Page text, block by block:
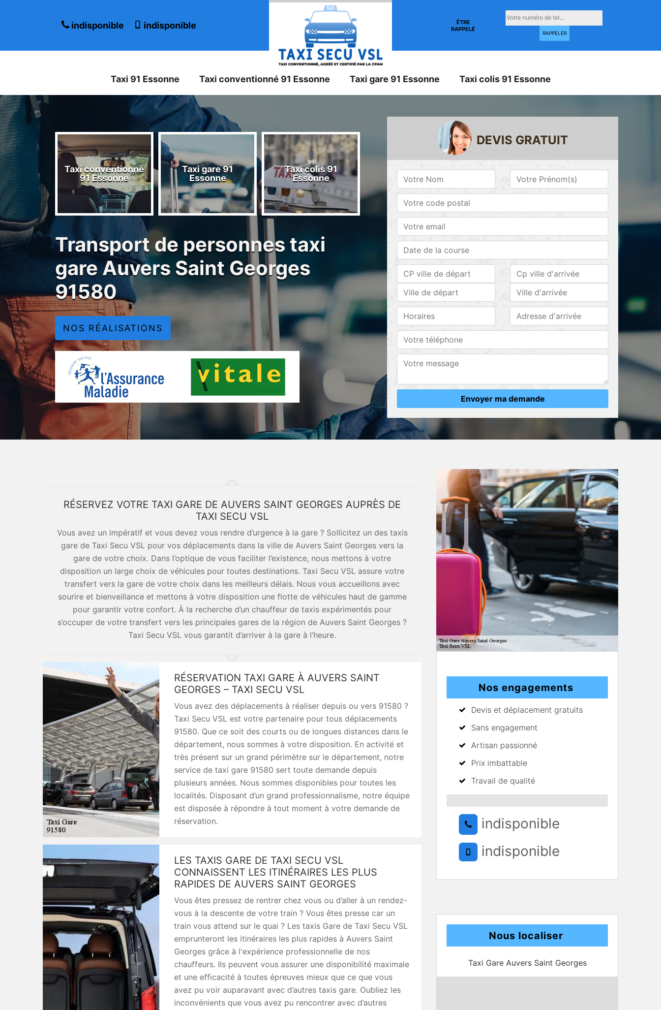
indisponible indisponible
ÊTRE
RAPPELÉ
Taxi 91 Essonne Taxi conventionné 91 Essonne Taxi gare 91 Essonne Taxi colis 91 Essonne
Taxi conventionné
91 Essonne
Taxi gare 91
Essonne
Taxi colis 91
Essonne
Taxi 91 Essonne
Taxi conventionné
91 Essonne
Taxi gare 91
Transport de personnes taxi
gare Auvers Saint Georges
91580
NOS RÉALISATIONS
DEVIS GRATUIT
RÉSERVEZ VOTRE TAXI GARE DE AUVERS SAINT GEORGES AUPRÈS DE
TAXI SECU VSL
Vous avez un impératif et vous devez vous rendre d’urgence à la gare ? Sollicitez un des taxis
gare de Taxi Secu VSL pour vos déplacements dans la ville de Auvers Saint Georges vers la
gare de votre choix. Dans l’optique de vous faciliter l’existence, nous mettons à votre
disposition un large choix de véhicules pour toutes destinations. Taxi Secu VSL assure votre
transfert vers la gare de votre choix dans les meilleurs délais. Nous vous accueillons avec
sourire et bienveillance et mettons à votre disposition une flotte de véhicules haut de gamme
pour garantir votre confort. À la recherche d’un chauffeur de taxis expérimentés pour
s’occuper de votre transfert vers les principales gares de la région de Auvers Saint Georges ?
Taxi Secu VSL vous garantit d’arriver à la gare à l’heure.
RÉSERVATION TAXI GARE À AUVERS SAINT
GEORGES – TAXI SECU VSL
Vous avez des déplacements à réaliser depuis ou vers 91580 ?
Taxi Secu VSL est votre partenaire pour tous déplacements
91580. Que ce soit des courts ou de longues distances dans le
département, nous sommes à votre disposition. En activité et
très présent sur un grand périmètre sur le département, notre
service de taxi gare 91580 sert toute demande depuis
plusieurs années. Nous sommes disponibles pour toutes les
localités. Disposant d’un grand professionnalisme, notre équipe
est disposée à répondre à tout moment à votre demande de
réservation.
LES TAXIS GARE DE TAXI SECU VSL
CONNAISSENT LES ITINÉRAIRES LES PLUS
RAPIDES DE AUVERS SAINT GEORGES
Vous êtes pressez de rentrer chez vous ou d’aller à un rendez-
vous à la descente de votre train ? Vous êtes presse car un
train vous attend sur le quai ? Les taxis Gare de Taxi Secu VSL
emprunteront les itinéraires les plus rapides à Auvers Saint
Georges grâce à l'expérience professionnelle de nos
chauffeurs. Ils peuvent vous assurer une disponibilité maximale
et une efficacité à toutes épreuves mieux que ce que vous
avez pu voir auparavant avec d’autres taxis gare. Oubliez les
inconvénients que vous avez pu rencontrer avec d’autres
Nos engagements
Devis et déplacement gratuits
Sans engagement
Artisan passionné
Prix imbattable
Travail de qualité
indisponible
indisponible
Nous localiser
Taxi Gare Auvers Saint Georges